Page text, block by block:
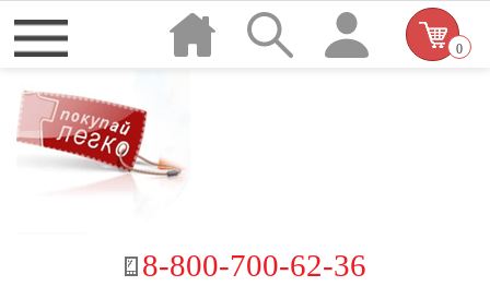
8-800-700-62-36
0